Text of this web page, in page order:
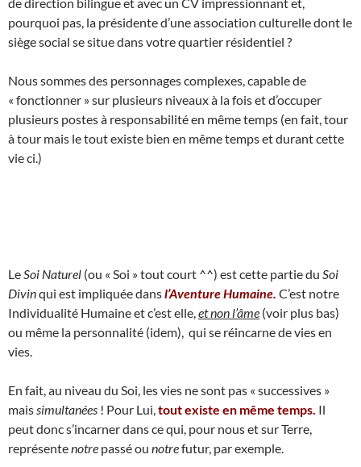
pourquoi pas, la présidente d’une association culturelle dont le
siège social se situe dans votre quartier résidentiel ?
Nous sommes des personnages complexes, capable de
« fonctionner » sur plusieurs niveaux à la fois et d’occuper
plusieurs postes à responsabilité en même temps (en fait, tour
à tour mais le tout existe bien en même temps et durant cette
vie ci.)
Le Soi Naturel (ou « Soi » tout court ^^) est cette partie du Soi
Divinqui est impliquée dansl’Aventure Humaine. C’est notre
Individualité Humaine et c’est elle, et non l’âme (voir plus bas)
ou même la personnalité (idem), qui se réincarne de vies en
vies.
En fait, au niveau du Soi, les vies ne sont pas « successives »
mais simultanées ! Pour Lui, tout existe en même temps. Il
peut donc s’incarner dans ce qui, pour nous et sur Terre,
représentenotre passé ou notrefutur, par exemple.